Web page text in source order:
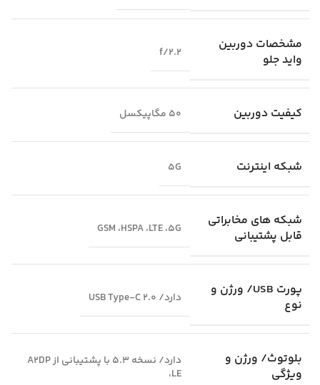
مشخصات دوربین
واید جلو
f/2.2
کیفیت دوربین 50 مگاپیکسل
شبکه اینترنت 5G
شبکه‌ های مخابراتی
قابل پشتیبانی
GSM ،HSPA ،LTE ،5G
پورت USB/ ورژن و
نوع
دارد/ USB Type-C 2.0
بلوتوث/ ورژن و
ویژگی
دارد/ نسخه 5.3 با پشتیبانی از A2DP
،LE